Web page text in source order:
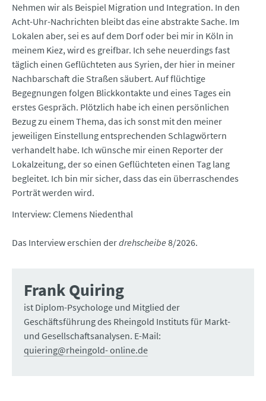
Nehmen wir als Beispiel Migration und Integration. In den
Acht-Uhr-Nachrichten bleibt das eine abstrakte Sache. Im
Lokalen aber, sei es auf dem Dorf oder bei mir in Köln in
meinem Kiez, wird es greifbar. Ich sehe neuerdings fast
täglich einen Geflüchteten aus Syrien, der hier in meiner
Nachbarschaft die Straßen säubert. Auf flüchtige
Begegnungen folgen Blickkontakte und eines Tages ein
erstes Gespräch. Plötzlich habe ich einen persönlichen
Bezug zu einem Thema, das ich sonst mit den meiner
jeweiligen Einstellung entsprechenden Schlagwörtern
verhandelt habe. Ich wünsche mir einen Reporter der
Lokalzeitung, der so einen Geflüchteten einen Tag lang
begleitet. Ich bin mir sicher, dass das ein überraschendes
Porträt werden wird.
Interview: Clemens Niedenthal
Das Interview erschien derdrehscheibe 8/2026.
Frank Quiring
ist Diplom-Psychologe und Mitglied der
Geschäftsführung des Rheingold Instituts für Markt-
und Gesellschaftsanalysen. E-Mail:
quiering@rheingold- online.de